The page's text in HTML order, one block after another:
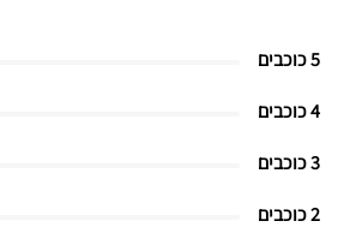
5 כוכבים
4 כוכבים
3 כוכבים
2 כוכבים